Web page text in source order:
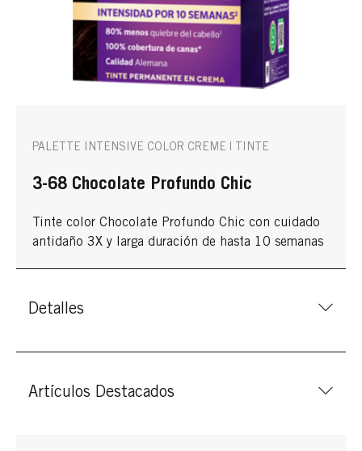
PALETTE INTENSIVE COLOR CREME | TINTE
3-68 Chocolate Profundo Chic
Tinte color Chocolate Profundo Chic con cuidado
antidaño 3X y larga duración de hasta 10 semanas
Detalles
Artículos Destacados